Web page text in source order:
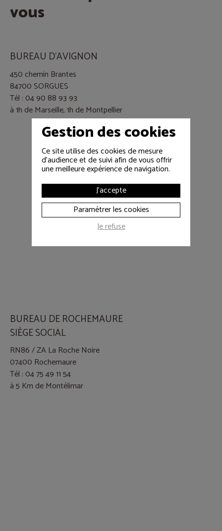
vous
BUREAU D'AVIGNON
450 chemin Brantes
84700 SORGUES
Tél : 04 90 88 93 93
à 1h de Marseille, 1h de Montpellier
BUREAU DE ROCHEMAURE
SIÈGE SOCIAL
RN86 / ZA La Roche Noire
07400 Rochemaure
Tél : 04 75 49 11 54
à 5 Km de Montélimar
Gestion des cookies
Ce site utilise des cookies de mesure
d'audience et de suivi afin de vous offrir
une meilleure expérience de navigation.
J'accepte
Paramétrer les cookies
Je refuse